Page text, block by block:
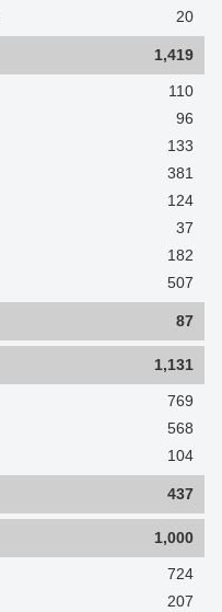
20
1,419
110
96
133
381
124
37
182
507
87
1,131
769
568
104
437
1,000
724
207